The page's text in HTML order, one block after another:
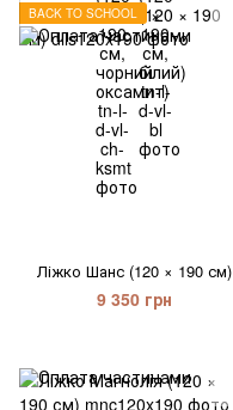
BACK TO SCHOOL
Ліжко Шанс (120 × 190 см)
9 350 грн